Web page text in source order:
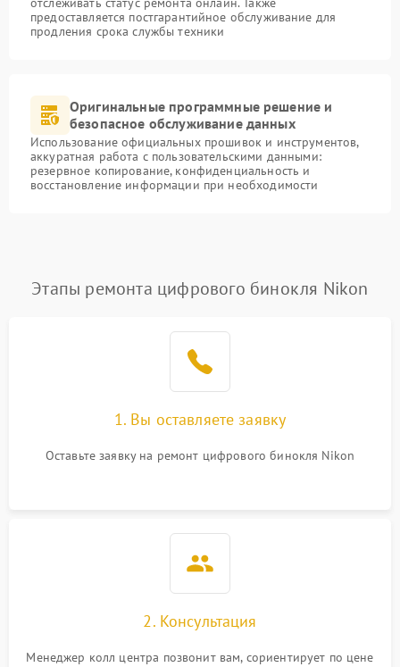
предоставляется постгарантийное обслуживание для
продления срока службы техники
Оригинальные программные решение и
безопасное обслуживание данных
Использование официальных прошивок и инструментов,
аккуратная работа с пользовательскими данными:
резервное копирование, конфиденциальность и
восстановление информации при необходимости
Этапы ремонта цифрового бинокля Nikon
1. Вы оставляете заявку
Оставьте заявку на ремонт цифрового бинокля Nikon
2. Консультация
Менеджер колл центра позвонит вам, сориентирует по цене